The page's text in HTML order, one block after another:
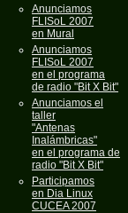
Anunciamos
FLISoL 2007
en Mural
Anunciamos
FLISoL 2007
en el programa
de radio "Bit X Bit"
Anunciamos el
taller
"Antenas
Inalámbricas"
en el programa de
radio "Bit X Bit"
Participamos
en Dia Linux
CUCEA 2007